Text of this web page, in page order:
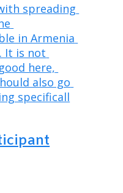
spreading
in Armenia
It is not
here,
also go
specificall